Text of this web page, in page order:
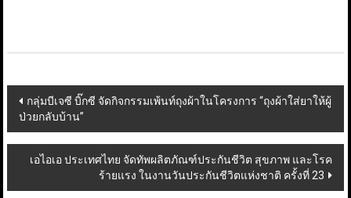
Post
navigation
กลุ่มบีเจซี บิ๊กซี จัดกิจกรรมเพ้นท์ถุงผ้าในโครงการ “ถุงผ้าใส่ยาให้ผู้
ป่วยกลับบ้าน”
เอไอเอ ประเทศไทย จัดทัพผลิตภัณฑ์ประกันชีวิต สุขภาพ และโรค
ร้ายแรง ในงานวันประกันชีวิตแห่งชาติ ครั้งที่ 23